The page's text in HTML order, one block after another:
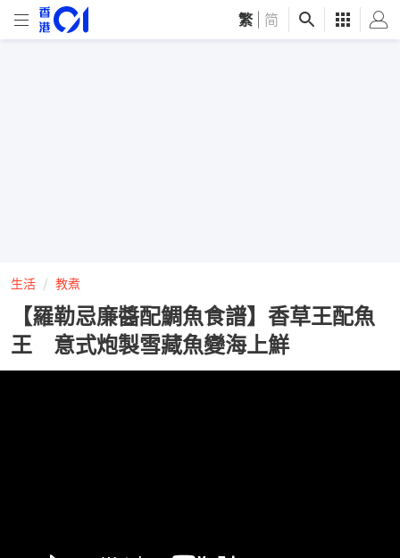
繁 简
生活 教煮
【羅勒忌廉醬配鯛魚食譜】香草王配魚
王 意式炮製雪藏魚變海上鮮